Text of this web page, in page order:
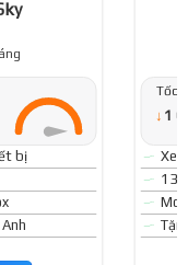
bị
Tốc
↓ 1